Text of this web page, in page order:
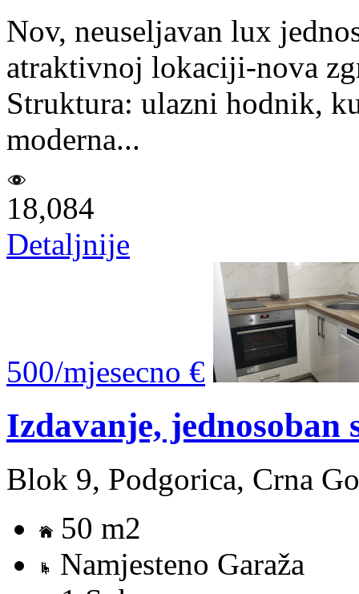
Nov, neuseljavan lux
atraktivnoj lokaciji-nova
Struktura: ulazni hodnik,
moderna...
18,084
Detaljnije
500/mjesecno €
Izdavanje, jednosoban
Blok 9, Podgorica, Crna
50 m2
Namjesteno Garaža